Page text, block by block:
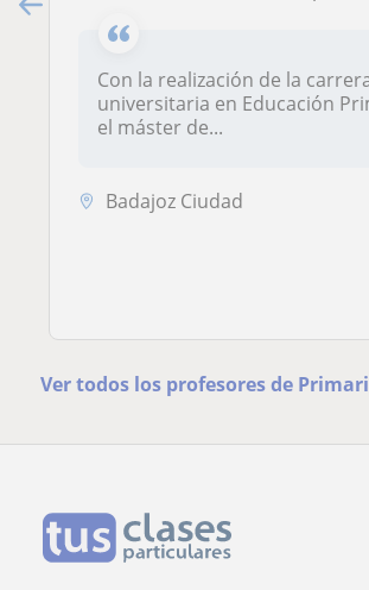
Con la realización de la
universitaria en Educación
el máster de...
Badajoz Ciudad
Ver todos los profesores de